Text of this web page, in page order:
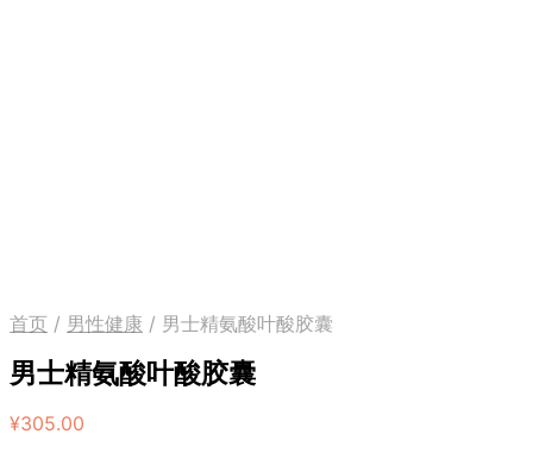
首页 / 男性健康 / 男士精氨酸叶酸胶囊
男士精氨酸叶酸胶囊
¥305.00